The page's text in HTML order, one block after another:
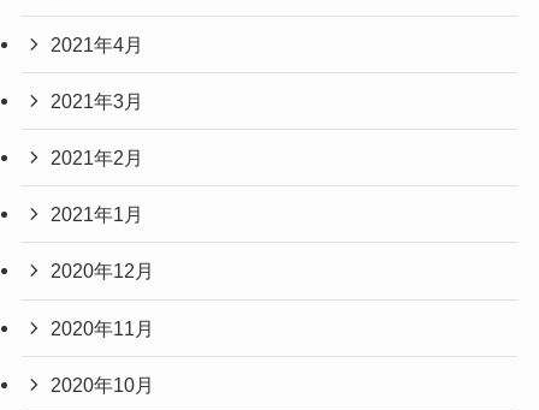
2021年4月
2021年3月
2021年2月
2021年1月
2020年12月
2020年11月
2020年10月